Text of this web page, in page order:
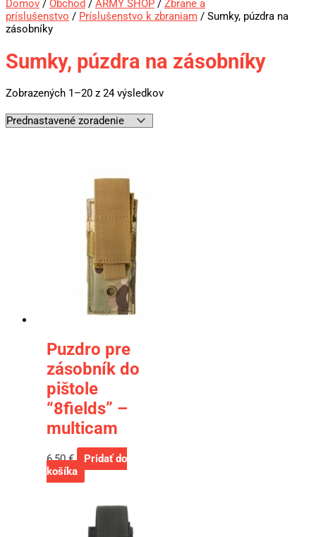
Domov / Obchod / ARMY SHOP / Zbrane a
príslušenstvo / Príslušenstvo k zbraniam / Sumky, púzdra na
zásobníky
Sumky, púzdra na zásobníky
Zobrazených 1–20 z 24 výsledkov
Puzdro pre
zásobník do
pištole
“8fields” –
multicam
6,50€
Pridať do
košíka